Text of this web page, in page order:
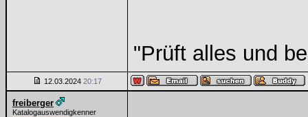
"Prüft alles und
12.03.2024 20:17
freiberger
Katalogauswendigkenner